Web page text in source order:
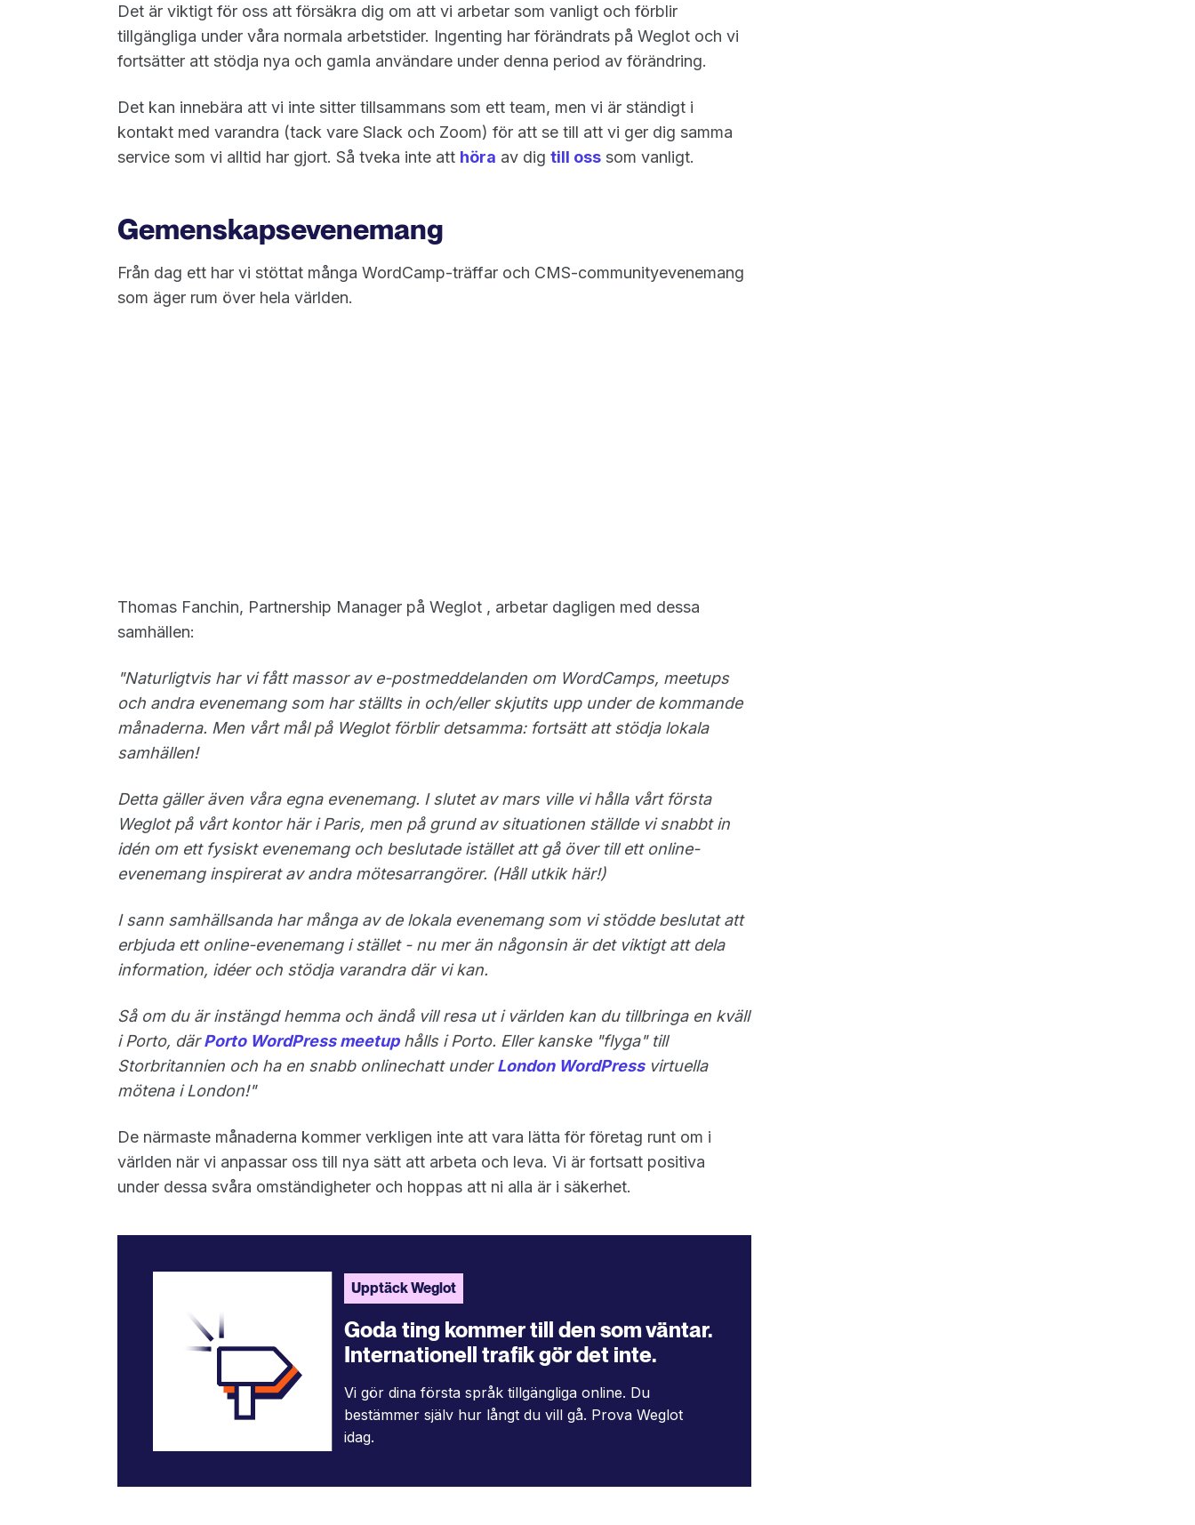
Det är viktigt för oss att försäkra dig om att vi arbetar som vanligt och förblir
tillgängliga under våra normala arbetstider. Ingenting har förändrats på Weglot och vi
fortsätter att stödja nya och gamla användare under denna period av förändring.
Det kan innebära att vi inte sitter tillsammans som ett team, men vi är ständigt i
kontakt med varandra (tack vare Slack och Zoom) för att se till att vi ger dig samma
service som vi alltid har gjort. Så tveka inte att höra av dig till oss som vanligt.
Gemenskapsevenemang
Från dag ett har vi stöttat många WordCamp-träffar och CMS-communityevenemang
som äger rum över hela världen.
Thomas Fanchin, Partnership Manager på Weglot , arbetar dagligen med dessa
samhällen:
"Naturligtvis har vi fått massor av e-postmeddelanden om WordCamps, meetups
och andra evenemang som har ställts in och/eller skjutits upp under de kommande
månaderna. Men vårt mål på Weglot förblir detsamma: fortsätt att stödja lokala
samhällen!
Detta gäller även våra egna evenemang. I slutet av mars ville vi hålla vårt första
Weglot på vårt kontor här i Paris, men på grund av situationen ställde vi snabbt in
idén om ett fysiskt evenemang och beslutade istället att gå över till ett online-
evenemang inspirerat av andra mötesarrangörer. (Håll utkik här!)
I sann samhällsanda har många av de lokala evenemang som vi stödde beslutat att
erbjuda ett online-evenemang i stället - nu mer än någonsin är det viktigt att dela
information, idéer och stödja varandra där vi kan.
Så om du är instängd hemma och ändå vill resa ut i världen kan du tillbringa en kväll
i Porto, därPorto WordPress meetuphålls i Porto. Eller kanske "flyga" till
Storbritannien och ha en snabb onlinechatt underLondon WordPressvirtuella
mötena i London!"
De närmaste månaderna kommer verkligen inte att vara lätta för företag runt om i
världen när vi anpassar oss till nya sätt att arbeta och leva. Vi är fortsatt positiva
under dessa svåra omständigheter och hoppas att ni alla är i säkerhet.
Upptäck Weglot
Goda ting kommer till den som väntar.
Internationell trafik gör det inte.
Vi gör dina första språk tillgängliga online. Du
bestämmer själv hur långt du vill gå. Prova Weglot
idag.